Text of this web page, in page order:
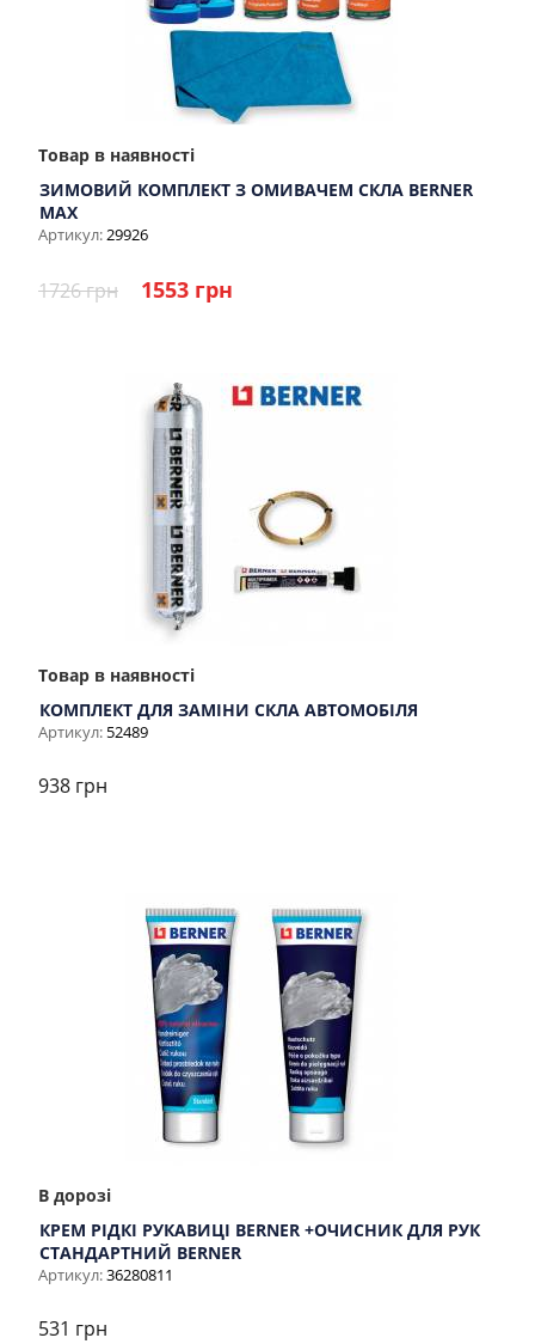
Товар в наявності
ЗИМОВИЙ КОМПЛЕКТ З ОМИВАЧЕМ СКЛА BERNER
MAX
Артикул:29926
1726 грн 1553 грн
Товар в наявності
КОМПЛЕКТ ДЛЯ ЗАМІНИ СКЛА АВТОМОБІЛЯ
Артикул: 52489
938 грн
В дорозі
КРЕМ РІДКІ РУКАВИЦІ BERNER +ОЧИСНИК ДЛЯ РУК
СТАНДАРТНИЙ BERNER
Артикул:36280811
531 грн